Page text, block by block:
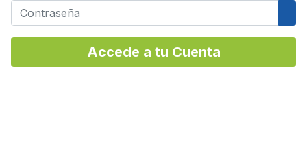
Contraseña
Accede a tu Cuenta